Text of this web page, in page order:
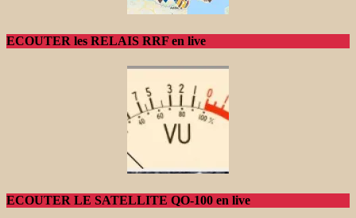
ECOUTER les RELAIS RRF en live
ECOUTER LE SATELLITE QO-100 en live